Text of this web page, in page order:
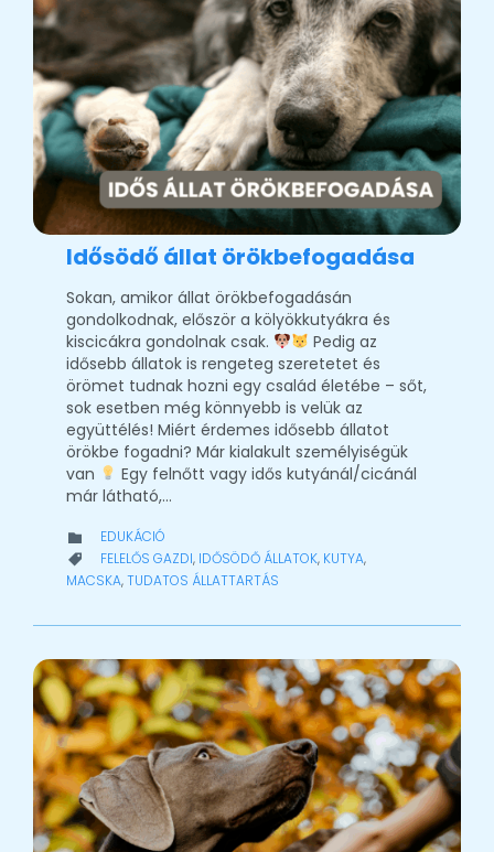
Idősödő állat örökbefogadása
Sokan, amikor állat örökbefogadásán
gondolkodnak, először a kölyökkutyákra és
kiscicákra gondolnak csak.
Pedig az
idősebb állatok is rengeteg szeretetet és
örömet tudnak hozni egy család életébe – sőt,
sok esetben még könnyebb is velük az
együttélés! Miért érdemes idősebb állatot
örökbe fogadni? Már kialakult személyiségük
van
Egy felnőtt vagy idős kutyánál/cicánál
már látható,…
 CATEGORY
EDUKÁCIÓ
 CATEGORY
FELELŐS GAZDI, IDŐSÖDŐ ÁLLATOK, KUTYA,
MACSKA,TUDATOS ÁLLATTARTÁS